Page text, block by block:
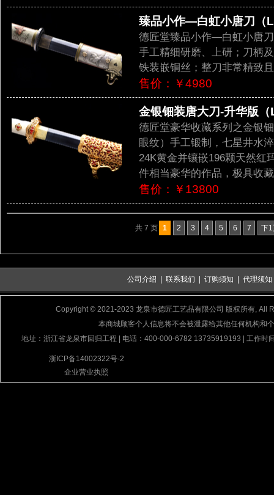
臻品小作—白虹小唐刀（
德匠堂臻品小作—白虹小唐
手工精细研磨、上研；刀柄
铁装嵌铜丝；整刀非常精致
售价：￥4980
金银钿装唐大刀-升华版
德匠堂豪华收藏系列之金银
眼纹）手工锻制，七星井水
24K黄金并镶嵌196颗天然红
件相当豪华的作品，极具收
售价：￥13800
共 7 页 1 2 3 4 5 6 7 下1
公司介绍 联系我们 订购须知 代理须知
Copyright © 2021-2023 龙泉市德匠工艺品有限公司 版权所有, All
本商城顾客个人信息将不会被泄露给其他任何机构和
地址：浙江省龙泉市回归工程 | 电话：400-000-6782 13735919193 | 工作时
浙ICP备14002322号-2
企业营业执照